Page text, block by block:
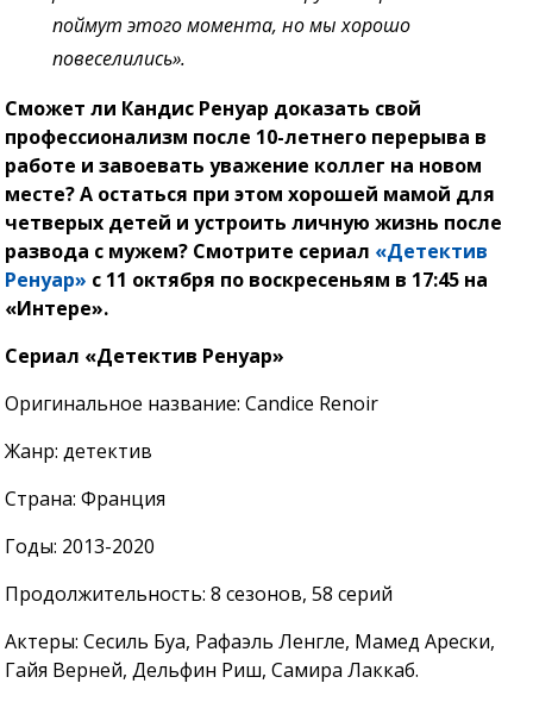
поймут этого момента, но мы хорошо
повеселились».
Сможет ли Кандис Ренуар доказать свой
профессионализм после 10-летнего перерыва в
работе и завоевать уважение коллег на новом
месте? А остаться при этом хорошей мамой для
четверых детей и устроить личную жизнь после
развода с мужем? Смотрите сериал «Детектив
Ренуар» с 11 октября по воскресеньям в 17:45 на
«Интере».
Сериал «Детектив Ренуар»
Оригинальное название: Candice Renoir
Жанр: детектив
Страна: Франция
Годы: 2013-2020
Продолжительность: 8 сезонов, 58 серий
Актеры: Сесиль Буа, Рафаэль Ленгле, Мамед Арески,
Гайя Верней, Дельфин Риш, Самира Лаккаб.